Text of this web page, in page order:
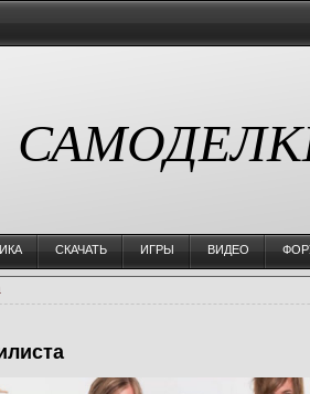
СКАЧАТЬ ИГРЫ ВИДЕО